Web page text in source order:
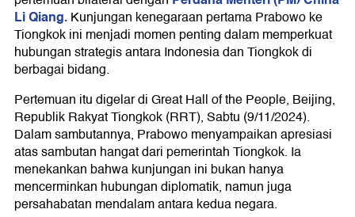
Li Qiang.Kunjungan kenegaraan pertama Prabowo ke
Tiongkok ini menjadi momen penting dalam memperkuat
hubungan strategis antara Indonesia dan Tiongkok di
berbagai bidang.
Pertemuan itu digelar di Great Hall of the People, Beijing,
Republik Rakyat Tiongkok (RRT), Sabtu (9/11/2024).
Dalam sambutannya, Prabowo menyampaikan apresiasi
atas sambutan hangat dari pemerintah Tiongkok. Ia
menekankan bahwa kunjungan ini bukan hanya
mencerminkan hubungan diplomatik, namun juga
persahabatan mendalam antara kedua negara.